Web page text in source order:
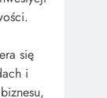
się
i